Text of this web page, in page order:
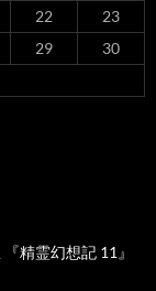
22
23
29
30
精霊幻想記 11』